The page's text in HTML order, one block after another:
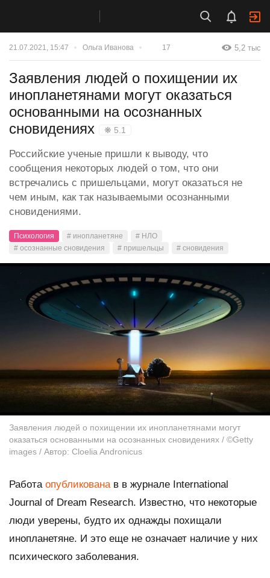
21.07.2021, 15:47 Ольга Иванова 17 5,2 тыс
Заявления людей о похищении их
инопланетянами могут оказаться
основанными на осознанных
сновидениях
❋ 5.1
Российские ученые пришли к выводу, что
сообщения некоторых людей о том, что они
встречались с пришельцами, могут оказаться не
чем иным, как так называемыми осознанными
сновидениями.
Психология # инопланетяне
# НЛО
# осознанные сновидения
# пришельцы # сновидения
Заявления людей о похищении их инопланетянами могут
оказаться основанными на осознанных сновидениях / ©Getty
images / Автор: Cloelia Andronicus
Работа опубликована в в журнале International
Journal of Dream Research. Известно, что некоторые
люди уверены, будто их однажды похищали
инопланетяне. И это еще не означает наличие у них
психического заболевания.